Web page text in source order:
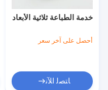
خدمة الطباعة ثلاثية الأبعاد
أحصل على آخر سعر
ﺎﺘﺼﻟ ﺍﻶﻧ